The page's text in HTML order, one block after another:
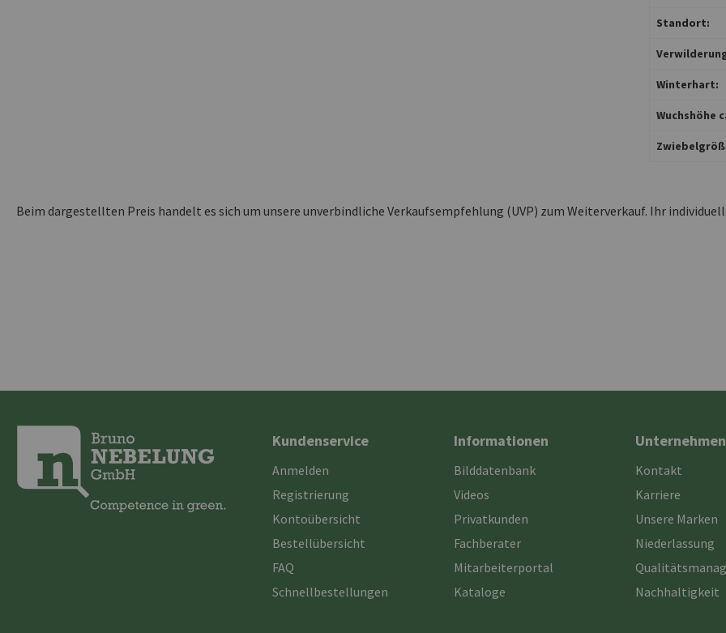
Standort:
Winterhart:
Wuchshöhe
Beim dargestellten Preis handelt es sich um unsere unverbindliche Verkaufsempfehlung (UVP) zum Weiterverkauf. Ihr
Kundenservice
Anmelden
Registrierung
Kontoübersicht
Bestellübersicht
FAQ
Schnellbestellungen
Informationen
Bilddatenbank
Videos
Privatkunden
Fachberater
Mitarbeiterportal
Kataloge
Unternehmen
Kontakt
Karriere
Unsere Marken
Niederlassung
Nachhaltigkeit